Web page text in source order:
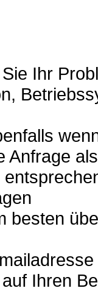
Ihr
Anfrage
besten
Ihren